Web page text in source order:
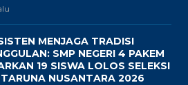
MENJAGA TRADISI
SMP NEGERI 4 PAKEM
19 SISWA LOLOS SELEKSI
NUSANTARA 2026